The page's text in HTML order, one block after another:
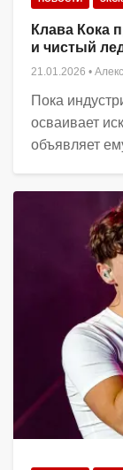
Клава Кока
и чистый
21.01.2026 •
Пока
осваивает
объявляет